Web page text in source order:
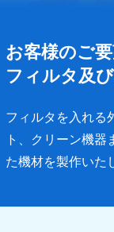
お客様のご
フィルタ及
フィルタを入れる
ト、クリーン機
た機材を製作いた